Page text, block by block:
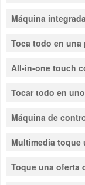
Máquina
Toca todo en una
All-in-one touch
Tocar todo en
Máquina de
Multimedia toque
Toque una oferta